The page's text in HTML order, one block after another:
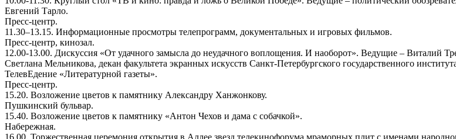
Евгений Тарло.
Пресс-центр.
11.30–13.15. Информационные просмотры телепрограмм, документальных и игровых фильмов.
Пресс-центр, кинозал.
12.00-13.00. Дискуссия «От удачного замысла до неудачного воплощения. И наоборот». Ведущие –
Светлана Мельникова, декан факультета экранных искусств Санкт-Петербургского государственного
ТелевЕдение «Литературной газеты».
Пресс-центр.
15.20. Возложение цветов к памятнику Александру Ханжонкову.
Пушкинский бульвар.
15.40. Возложение цветов к памятнику «Антон Чехов и дама с собачкой».
Набережная.
16.00. Торжественная церемония открытия в Аллее звезд телекинофорума мраморных плит с именами